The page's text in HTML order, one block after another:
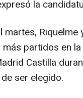
la
Riquelme
partidos en
Castilla
ser elegido.